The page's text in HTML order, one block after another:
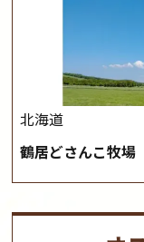
北海道
鶴居どさんこ牧場